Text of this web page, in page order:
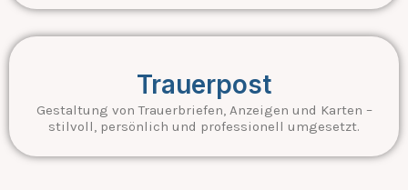
Trauerpost
Gestaltung von Trauerbriefen, Anzeigen und Karten –
stilvoll, persönlich und professionell umgesetzt.